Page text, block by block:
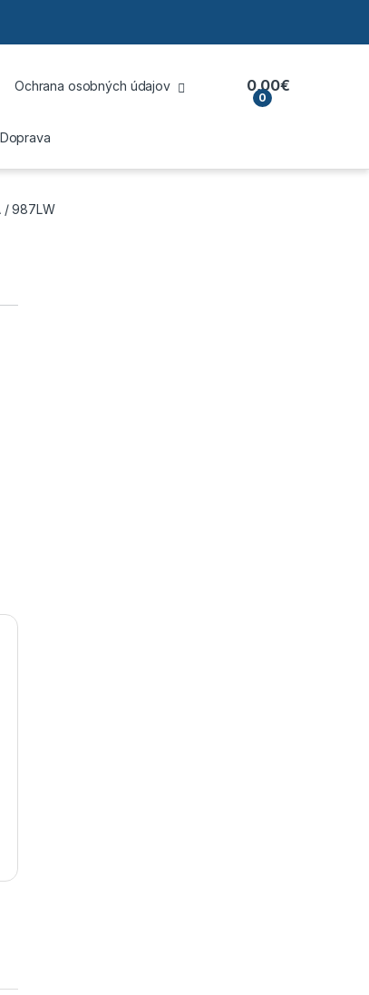
Ochrana osobných údajov
0
0,00€
Doprava
/ 987LW